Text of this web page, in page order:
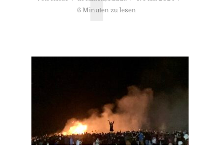
6 Minuten zu lesen